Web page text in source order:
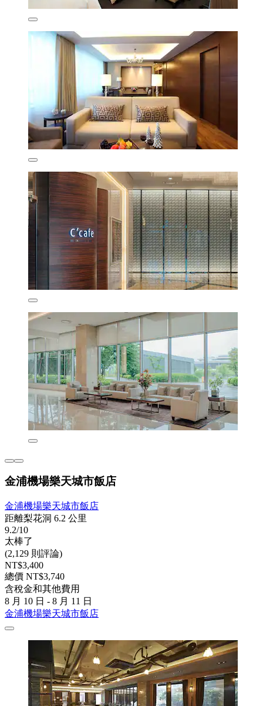
金浦機場樂天城市飯店
金浦機場樂天城市飯店
距離梨花洞 6.2 公里
9.2/10
太棒了
(2,129 則評論)
NT$3,400
總價 NT$3,740
含稅金和其他費用
8 月 10 日 - 8 月 11 日
金浦機場樂天城市飯店